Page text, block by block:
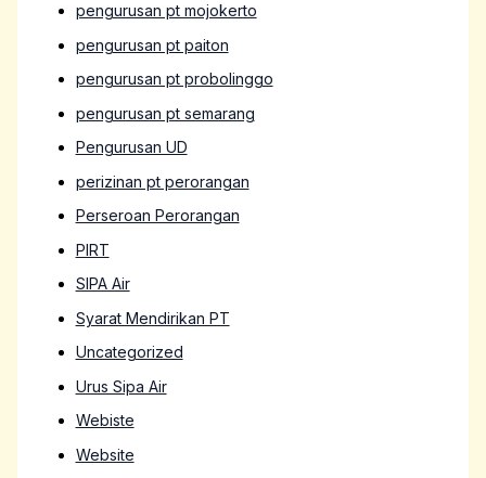
pengurusan pt mojokerto
pengurusan pt paiton
pengurusan pt probolinggo
pengurusan pt semarang
Pengurusan UD
perizinan pt perorangan
Perseroan Perorangan
PIRT
SIPA Air
Syarat Mendirikan PT
Uncategorized
Urus Sipa Air
Webiste
Website